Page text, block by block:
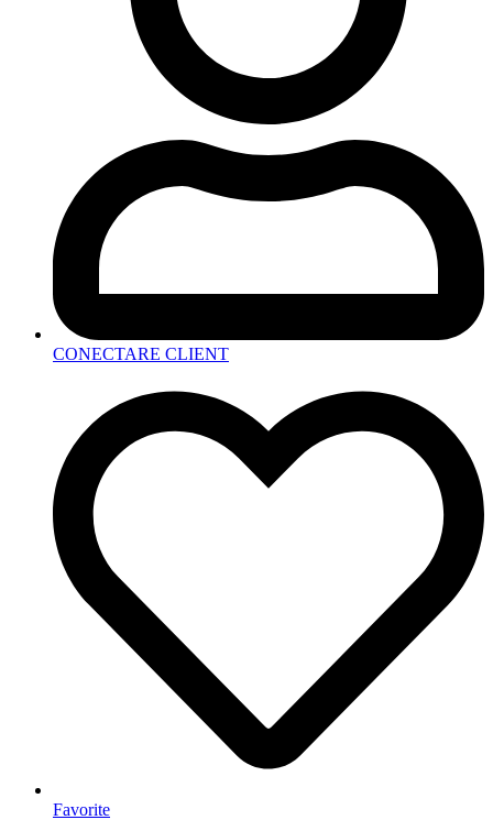
CONECTARE CLIENT
Favorite